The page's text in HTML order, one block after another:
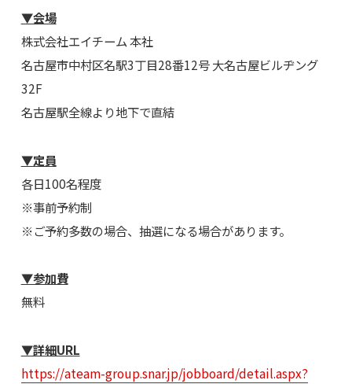
▼会場
株式会社エイチーム 本社
名古屋市中村区名駅3丁目28番12号 大名古屋ビルヂング
32F
名古屋駅全線より地下で直結
▼定員
各日100名程度
※事前予約制
※ご予約多数の場合、抽選になる場合があります。
▼参加費
無料
▼詳細URL
https://ateam-group.snar.jp/jobboard/detail.aspx?